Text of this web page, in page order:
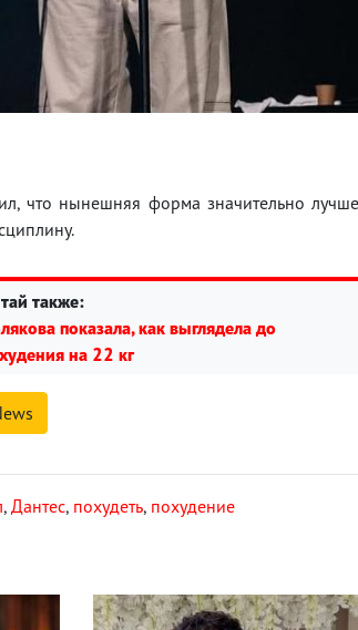
что нынешняя форма значительно лучше
также:
показала, как выглядела до
на 22 кг
, Дантес, похудеть, похудение